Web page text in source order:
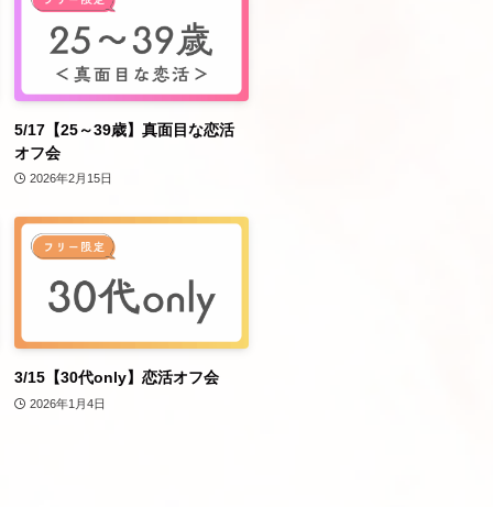
5/17【25～39歳】真面目な恋活
オフ会
2026年2月15日
3/15【30代only】恋活オフ会
2026年1月4日